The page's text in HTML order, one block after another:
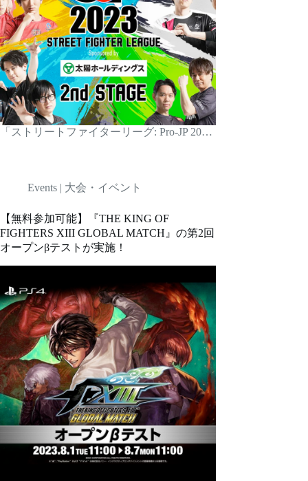
「ストリートファイターリーグ: Pro-JP 20…
Events | 大会・イベント
【無料参加可能】『THE KING OF
FIGHTERS XIII GLOBAL MATCH』の第2回
オープンβテストが実施！